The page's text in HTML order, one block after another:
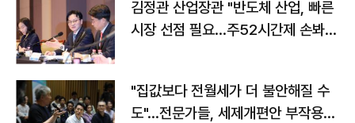
김정관 산업장관 "반도체 산업, 빠른
시장 선점 필요…주52시간제 손봐
"집값보다 전월세가 더 불안해질 수
도"…전문가들, 세제개편안 부작용